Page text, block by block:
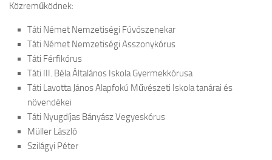
Közreműködnek:
Táti Német Nemzetiségi Fúvószenekar
Táti Német Nemzetiségi Asszonykórus
Táti Férfikórus
Táti III. Béla Általános Iskola Gyermekkórusa
Táti Lavotta János Alapfokú Művészeti Iskola tanárai és
növendékei
Táti Nyugdíjas Bányász Vegyeskórus
Müller László
Szilágyi Péter